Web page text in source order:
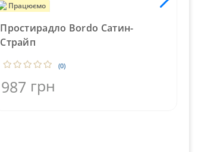
Працюємо
Простирадло Bordo Сатин-
Страйп
(0)
987 грн